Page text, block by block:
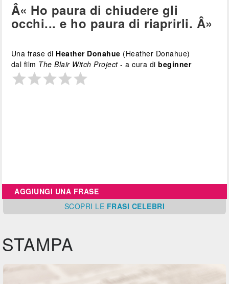
Â« Ho paura di chiudere gli
occhi... e ho paura di riaprirli. Â»
Una frase di Heather Donahue (Heather Donahue)
dal film The Blair Witch Project- a cura dibeginner
AGGIUNGI UNA FRASE
SCOPRI LE FRASI CELEBRI
STAMPA